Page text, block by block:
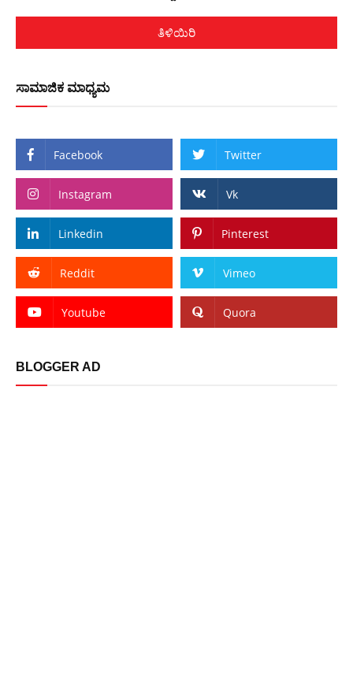
ತಿಳಿಯಿರಿ
ಸಾಮಾಜಿಕ ಮಾಧ್ಯಮ
Facebook Twitter
Instagram Vk
Linkedin Pinterest
Reddit Vimeo
Youtube Quora
BLOGGER AD